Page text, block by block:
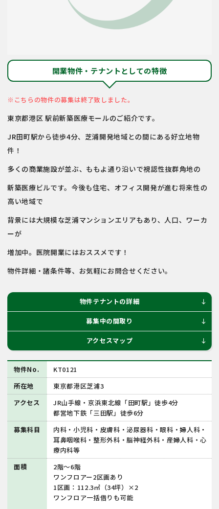
開業物件・テナントとしての特徴
※こちらの物件の募集は終了致しました。
東京都港区 駅前新築医療モールのご紹介です。
JR田町駅から徒歩4分、芝浦開発地域との間にある好立地物
件！
多くの商業施設が並ぶ、ももよ通り沿いで視認性抜群角地の
新築医療ビルです。今後も住宅、オフィス開発が進む将来性の
高い地域で
背景には大規模な芝浦マンションエリアもあり、人口、ワーカ
ーが
増加中。医院開業にはおススメです！
物件詳細・諸条件等、お気軽にお問合せください。
物件テナントの詳細 south
募集中の間取り south
アクセスマップ south
物件No.
KT0121
所在地
東京都港区芝浦3
アクセス
JR山手線・京浜東北線「田町駅」徒歩4分
都営地下鉄「三田駅」徒歩6分
募集科目
内科・小児科・皮膚科・泌尿器科・眼科・婦人科・
耳鼻咽喉科・整形外科・脳神経外科・産婦人科・心
療内科等
面積
2階～6階
ワンフロアー2区画あり
1区画：112.3㎡（34坪）×2
ワンフロア一括借りも可能